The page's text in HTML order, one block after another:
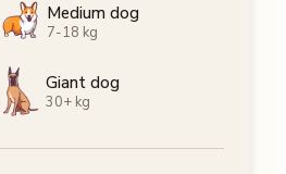
Medium dog
7-18 kg
Giant dog
30+ kg